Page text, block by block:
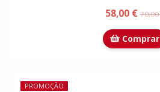
58,00 €70,00
Comprar
PROMOÇÃO